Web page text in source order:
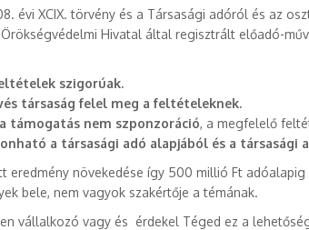
évi XCIX. törvény és a Társasági adóról és az
Hivatal által regisztrált előadó-
szigorúak.
társaság felel meg a feltételeknek.
támogatás nem szponzoráció, a megfelelő
a társasági adó alapjából és a társasági
eredmény növekedése így 500 millió Ft
bele, nem vagyok szakértője a témának.
vállalkozó vagy és érdekel Téged ez a